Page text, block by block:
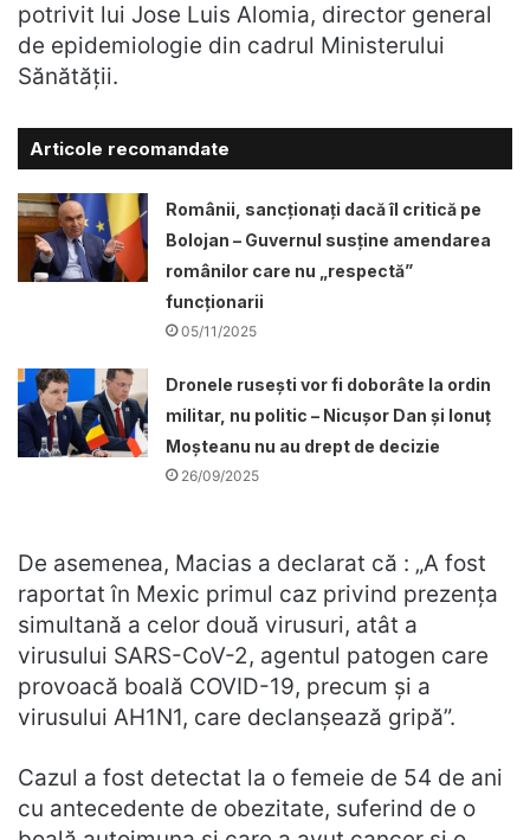
potrivit lui Jose Luis Alomia, director general
de epidemiologie din cadrul Ministerului
Sănătății.
Articole recomandate
Românii, sancționați dacă îl critică pe
Bolojan – Guvernul susține amendarea
românilor care nu „respectă”
funcționarii
05/11/2025
Dronele ruseşti vor fi doborâte la ordin
militar, nu politic – Nicușor Dan și Ionuț
Moșteanu nu au drept de decizie
26/09/2025
De asemenea, Macias a declarat că : „A fost
raportat în Mexic primul caz privind prezența
simultană a celor două virusuri, atât a
virusului SARS-CoV-2, agentul patogen care
provoacă boală COVID-19, precum și a
virusului AH1N1, care declanșează gripă”.
Cazul a fost detectat la o femeie de 54 de ani
cu antecedente de obezitate, suferind de o